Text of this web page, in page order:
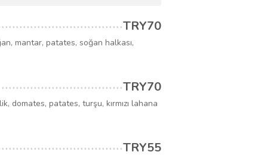
TRY70
mantar, patates, soğan halkası,
TRY70
domates, patates, turşu, kırmızı lahana
TRY55